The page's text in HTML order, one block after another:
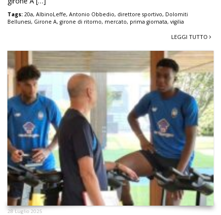
Tags: 20a, AlbinoLeffe, Antonio Obbedio, direttore sportivo, Dolomiti
Bellunesi, Girone A, girone di ritorno, mercato, prima giornata, vigilia
LEGGI TUTTO
28 Luglio 2025